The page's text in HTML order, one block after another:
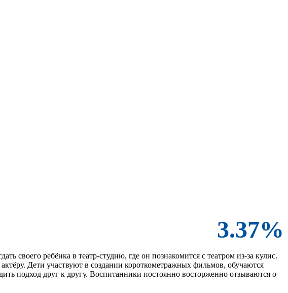
3.37%
своего ребёнка в театр-студию, где он познакомится с театром из-за кулис.
Дети участвуют в создании короткометражных фильмов, обучаются
подход друг к другу. Воспитанники постоянно восторженно отзываются о